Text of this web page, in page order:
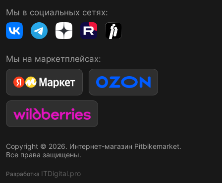
Мы в социальных сетях:
Мы на маркетплейсах:
Copyright © 2026. Интернет-магазин Pitbikemarket.
Все права защищены.
Разработка ITDigital.pro